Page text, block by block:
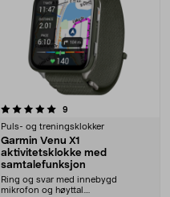
9
Puls- og treningsklokker
Garmin Venu X1
aktivitetsklokke med
samtalefunksjon
Ring og svar med innebygd
mikrofon og høyttal....